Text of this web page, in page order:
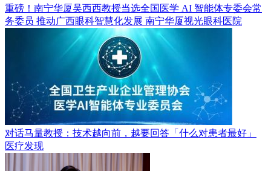
重磅！南宁华厦吴西西教授当选全国医学 AI 智能体专委会常
务委员 推动广西眼科智慧化发展 南宁华厦视光眼科医院
对话马量教授：技术越向前，越要回答「什么对患者最好」
医疗发现